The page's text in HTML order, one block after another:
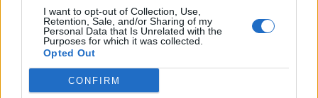
I want to opt-out of Collection, Use,
Retention, Sale, and/or Sharing of my
Personal Data that Is Unrelated with the
Purposes for which it was collected.
Opted Out
CONFIRM
ΡΟΗ ΕΙΔΗΣΕΩΝ
ΥΠΑΑΤ: Επιπλέον 12,5 εκατ. ευρώ στις Περιφέρειες
για την ενίσχυση της βιοασφάλειας
07/08/2026 - 17:02 ΟΙΚΟΝΟΜΙΑ